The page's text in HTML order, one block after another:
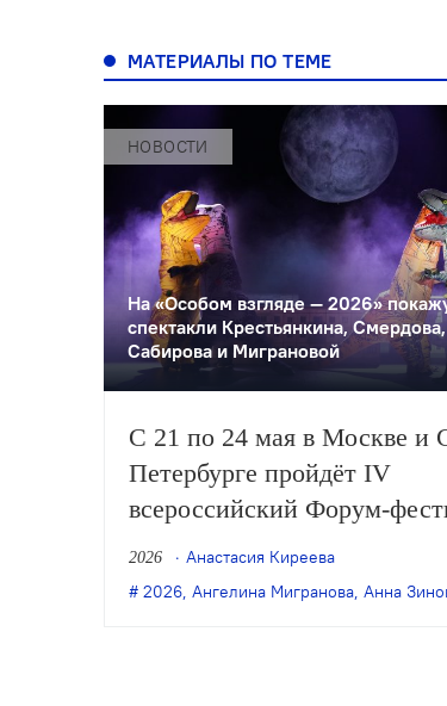
МАТЕРИАЛЫ ПО ТЕМЕ
НОВОСТИ
На «Особом взгляде — 2026»
спектакли Крестьянкина, Смердова,
Сабирова и Миграновой
С 21 по 24 мая в Москве и
Петербурге пройдёт IV
всероссийский Форум-
«Особый взгляд»,
инклюзивному и
2026
Анастасия Киреева
2026, Ангелина Мигранова, Анна